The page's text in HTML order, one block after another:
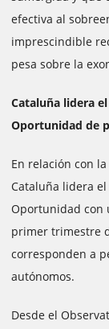
efectiva al
imprescindible
pesa sobre la
Cataluña lidera
Oportunidad de
En relación con
Cataluña lidera
Oportunidad con
primer trimestre
corresponden a
autónomos.
Desde el